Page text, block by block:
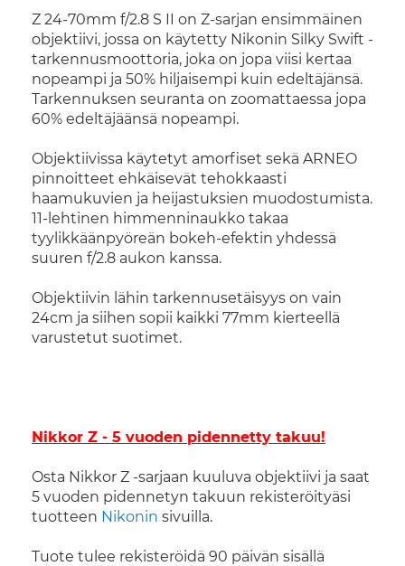
Z 24-70mm f/2.8 S II on Z-sarjan ensimmäinen
objektiivi, jossa on käytetty Nikonin Silky Swift -
tarkennusmoottoria, joka on jopa viisi kertaa
nopeampi ja 50% hiljaisempi kuin edeltäjänsä.
Tarkennuksen seuranta on zoomattaessa jopa
60% edeltäjäänsä nopeampi.
Objektiivissa käytetyt amorfiset sekä ARNEO
pinnoitteet ehkäisevät tehokkaasti
haamukuvien ja heijastuksien muodostumista.
11-lehtinen himmenninaukko takaa
tyylikkäänpyöreän bokeh-efektin yhdessä
suuren f/2.8 aukon kanssa.
Objektiivin lähin tarkennusetäisyys on vain
24cm ja siihen sopii kaikki 77mm kierteellä
varustetut suotimet.
Nikkor Z - 5 vuoden pidennetty takuu!
Osta Nikkor Z -sarjaan kuuluva objektiivi ja saat
5 vuoden pidennetyn takuun rekisteröityäsi
tuotteen Nikonin sivuilla.
Tuote tulee rekisteröidä 90 päivän sisällä